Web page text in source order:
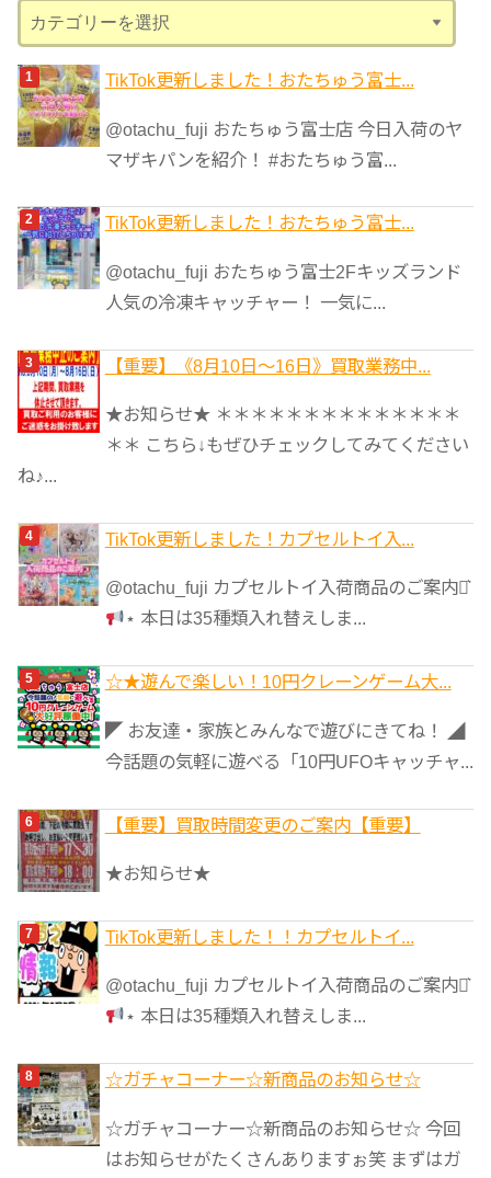
テ
ゴ
リ
ー
TikTok更新しました！おたちゅう富士...
@otachu_fuji おたちゅう富士店 今日入荷のヤ
マザキパンを紹介！ #おたちゅう富...
TikTok更新しました！おたちゅう富士...
@otachu_fuji おたちゅう富士2Fキッズランド
人気の冷凍キャッチャー！ 一気に...
【重要】《8月10日～16日》買取業務中...
★お知らせ★ ＊＊＊＊＊＊＊＊＊＊＊＊＊＊
＊＊ こちら↓もぜひチェックしてみてください
ね♪...
TikTok更新しました！カプセルトイ入...
@otachu_fuji カプセルトイ入荷商品のご案内⋆͛
⋆ 本日は35種類入れ替えしま...
☆★遊んで楽しい！10円クレーンゲーム大...
◤ お友達・家族とみんなで遊びにきてね！ ◢
今話題の気軽に遊べる「10円UFOキャッチャ...
【重要】買取時間変更のご案内【重要】
★お知らせ★
TikTok更新しました！！カプセルトイ...
@otachu_fuji カプセルトイ入荷商品のご案内⋆͛
⋆ 本日は35種類入れ替えしま...
☆ガチャコーナー☆新商品のお知らせ☆
☆ガチャコーナー☆新商品のお知らせ☆ 今回
はお知らせがたくさんありますぉ笑 まずはガ